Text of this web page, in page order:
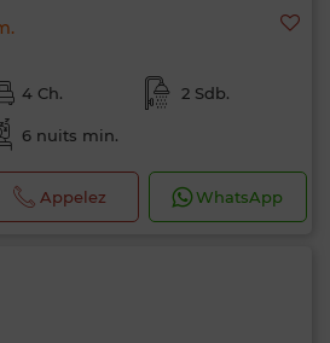
4 Ch. 2 Sdb.
6 nuits min.
Appelez WhatsApp